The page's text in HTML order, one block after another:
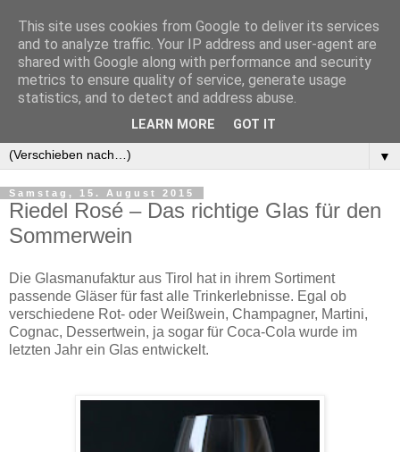
▼
Samstag, 15. August 2015
Riedel Rosé – Das richtige Glas für den
Sommerwein
Die Glasmanufaktur aus Tirol hat in ihrem Sortiment
passende Gläser für fast alle Trinkerlebnisse. Egal ob
verschiedene Rot- oder Weißwein, Champagner, Martini,
Cognac, Dessertwein, ja sogar für Coca-Cola wurde im
letzten Jahr ein Glas entwickelt.
This site uses cookies from Google to deliver its services
and to analyze traffic. Your IP address and user-agent are
shared with Google along with performance and security
metrics to ensure quality of service, generate usage
statistics, and to detect and address abuse.
LEARN MORE GOT IT